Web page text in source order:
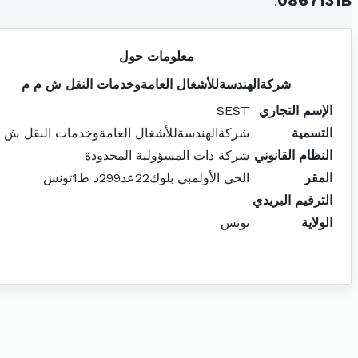
معلومات حول
شركةالهندسةللأشغال العامةوخدمات النقل ش م م
الإسم التجاري
SEST
التسمية
شركةالهندسةللأشغال العامةوخدمات النقل
النظام القانوني شركة ذات المسؤولية المحدودة
المقر
الحي الأولمبي بلوك22عد299د ط1تونس
الترقيم البريدي
الولاية
تونس